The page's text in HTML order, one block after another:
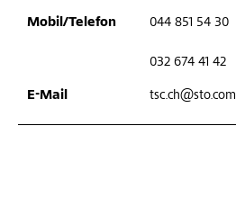
044 851 54 30
032 674 41 42
tsc.ch@sto.com